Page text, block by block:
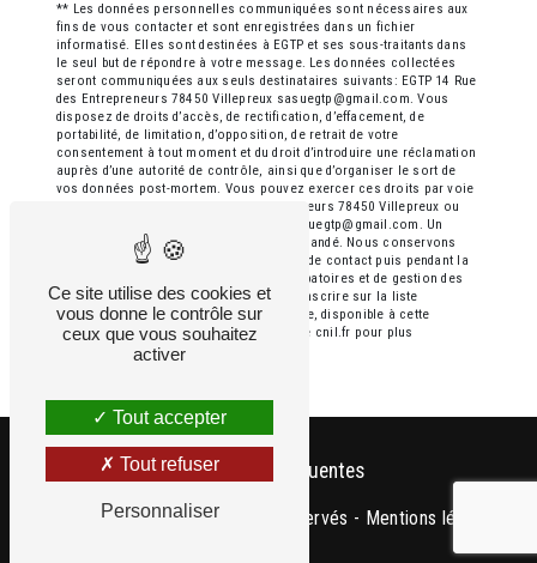
** Les données personnelles communiquées sont nécessaires aux
fins de vous contacter et sont enregistrées dans un fichier
informatisé. Elles sont destinées à EGTP et ses sous-traitants dans
le seul but de répondre à votre message. Les données collectées
seront communiquées aux seuls destinataires suivants: EGTP 14 Rue
des Entrepreneurs 78450 Villepreux sasuegtp@gmail.com. Vous
disposez de droits d’accès, de rectification, d’effacement, de
portabilité, de limitation, d’opposition, de retrait de votre
consentement à tout moment et du droit d’introduire une réclamation
auprès d’une autorité de contrôle, ainsi que d’organiser le sort de
vos données post-mortem. Vous pouvez exercer ces droits par voie
postale à l'adresse 14 Rue des Entrepreneurs 78450 Villepreux ou
par courrier électronique à l'adresse sasuegtp@gmail.com. Un
justificatif d'identité pourra vous être demandé. Nous conservons
vos données pendant la période de prise de contact puis pendant la
durée de prescription légale aux fins probatoires et de gestion des
contentieux. Vous avez le droit de vous inscrire sur la liste
d'opposition au démarchage téléphonique, disponible à cette
adresse:
Bloctel.gouv.fr. Consultez le site cnil.fr pour plus
d’informations sur vos droits.
Recherches fréquentes
Vistalid- 2026 - Tous droits réservés - Mentions légales
Ce site utilise des cookies et
vous donne le contrôle sur
ceux que vous souhaitez
activer
Tout accepter
Tout refuser
Personnaliser